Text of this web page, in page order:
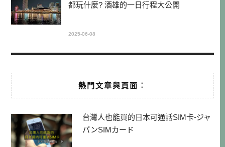
都玩什麼? 酒雄的一日行程大公開
2025-06-08
熱門文章與頁面︰
台灣人也能買的日本可通話SIM卡-ジャ
パンSIMカード